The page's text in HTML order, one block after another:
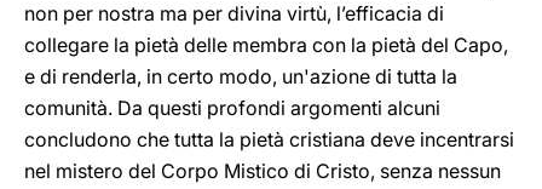
non per nostra ma per divina virtù, l’efficacia di
collegare la pietà delle membra con la pietà del Capo,
e di renderla, in certo modo, un'azione di tutta la
comunità. Da questi profondi argomenti alcuni
concludono che tutta la pietà cristiana deve incentrarsi
nel mistero del Corpo Mistico di Cristo, senza nessun